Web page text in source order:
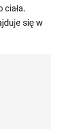
ciała.
się w